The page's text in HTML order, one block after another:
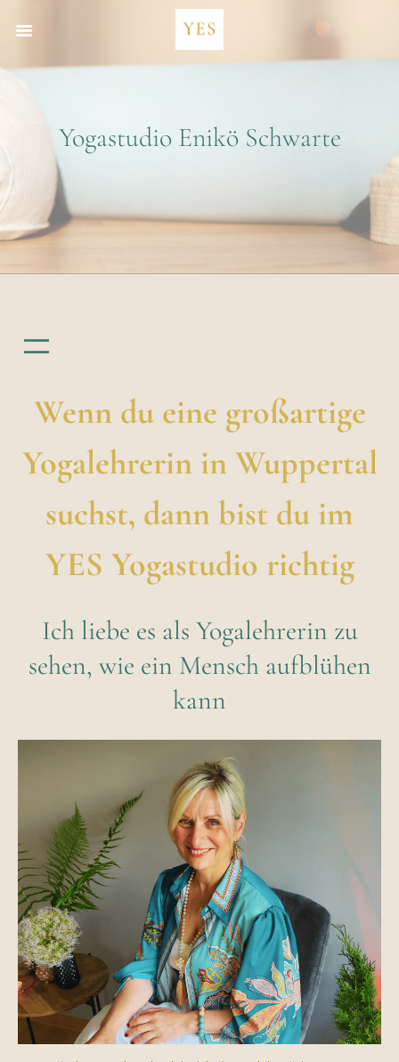
Inhalt
Yogastudio Enikö Schwarte
Wenn du eine großartige
Yogalehrerin in Wuppertal
suchst, dann bist du im
YES Yogastudio richtig
Ich liebe es als Yogalehrerin zu
sehen, wie ein Mensch aufblühen
kann